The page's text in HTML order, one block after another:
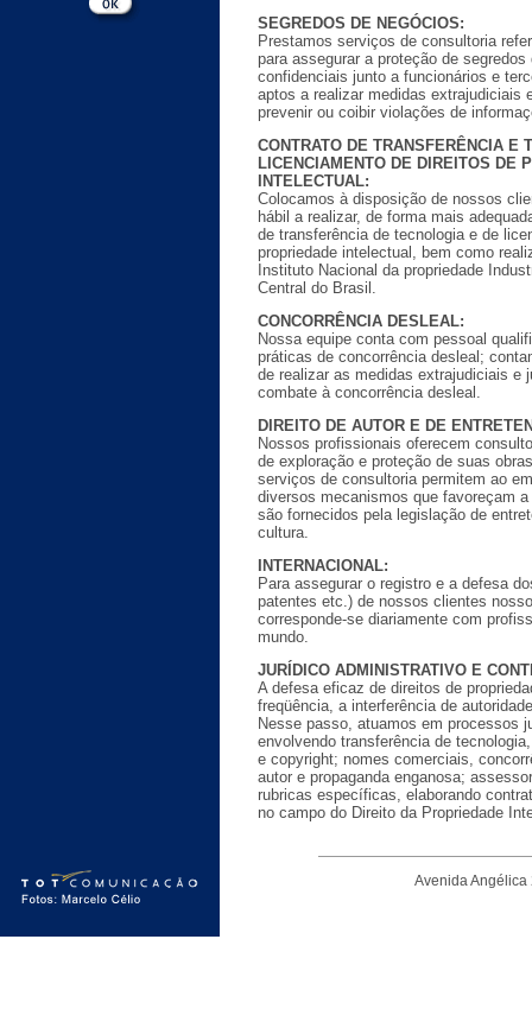
SEGREDOS DE NEGÓCIOS:
Prestamos serviços de consultoria
para assegurar a proteção de
confidenciais junto a funcionários e
aptos a realizar medidas extrajudiciais
prevenir ou coibir violações de
CONTRATO DE TRANSFERÊNCIA E
LICENCIAMENTO DE DIREITOS DE
INTELECTUAL:
Colocamos à disposição de nossos
hábil a realizar, de forma mais
de transferência de tecnologia e de
propriedade intelectual, bem como
Instituto Nacional da propriedade
Central do Brasil.
CONCORRÊNCIA DESLEAL:
Nossa equipe conta com pessoal
práticas de concorrência desleal;
de realizar as medidas extrajudiciais e
combate à concorrência desleal.
DIREITO DE AUTOR E DE
Nossos profissionais oferecem
de exploração e proteção de suas
serviços de consultoria permitem ao
diversos mecanismos que favoreçam
são fornecidos pela legislação de
cultura.
INTERNACIONAL:
Para assegurar o registro e a defesa
patentes etc.) de nossos clientes
corresponde-se diariamente com
mundo.
JURÍDICO ADMINISTRATIVO E
A defesa eficaz de direitos de
freqüência, a interferência de
Nesse passo, atuamos em processos
envolvendo transferência de
e copyright; nomes comerciais,
autor e propaganda enganosa;
rubricas específicas, elaborando
no campo do Direito da Propriedade
Avenida Angélica